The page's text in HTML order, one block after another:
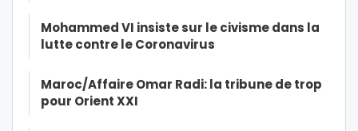
Mohammed VI insiste sur le civisme dans la
lutte contre le Coronavirus
Maroc/Affaire Omar Radi: la tribune de trop
pour Orient XXI